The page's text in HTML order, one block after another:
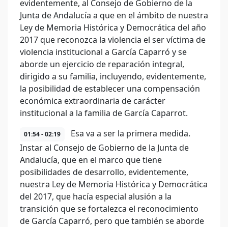
evidentemente, al Consejo de Gobierno de la
Junta de Andalucía a que en el ámbito de nuestra
Ley de Memoria Histórica y Democrática del año
2017 que reconozca la violencia el ser víctima de
violencia institucional a García Caparró y se
aborde un ejercicio de reparación integral,
dirigido a su familia, incluyendo, evidentemente,
la posibilidad de establecer una compensación
económica extraordinaria de carácter
institucional a la familia de García Caparrot.
01:54 - 02:19
Esa va a ser la primera medida.
Instar al Consejo de Gobierno de la Junta de
Andalucía, que en el marco que tiene
posibilidades de desarrollo, evidentemente,
nuestra Ley de Memoria Histórica y Democrática
del 2017, que hacía especial alusión a la
transición que se fortalezca el reconocimiento
de García Caparró, pero que también se aborde